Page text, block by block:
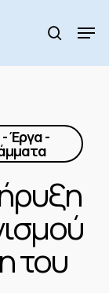
search
Έργα -
του
Menu